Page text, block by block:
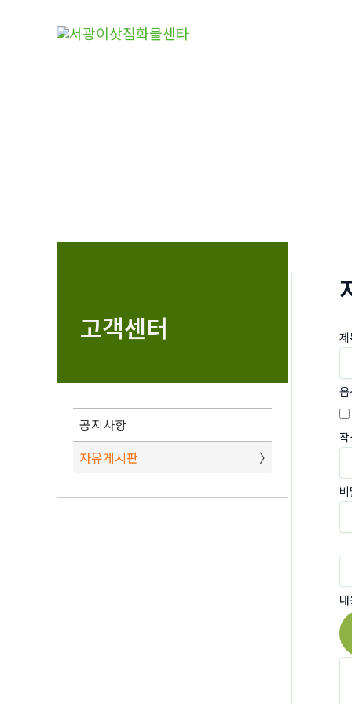
고객센터
공지사항
자유게시판
옵